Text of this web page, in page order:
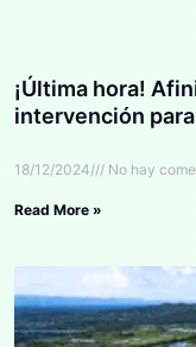
¡Última hora!
intervención
18/12/2024 No hay
Read More »